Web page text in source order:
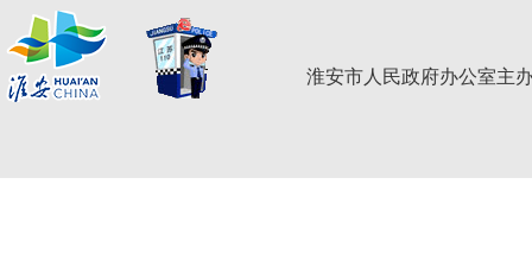
淮安市人民政府办公室主